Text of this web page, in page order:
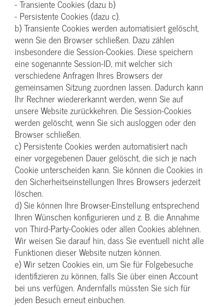
- Transiente Cookies (dazu b)
- Persistente Cookies (dazu c).
b) Transiente Cookies werden automatisiert gelöscht,
wenn Sie den Browser schließen. Dazu zählen
insbesondere die Session-Cookies. Diese speichern
eine sogenannte Session-ID, mit welcher sich
verschiedene Anfragen Ihres Browsers der
gemeinsamen Sitzung zuordnen lassen. Dadurch kann
Ihr Rechner wiedererkannt werden, wenn Sie auf
unsere Website zurückkehren. Die Session-Cookies
werden gelöscht, wenn Sie sich ausloggen oder den
Browser schließen.
c) Persistente Cookies werden automatisiert nach
einer vorgegebenen Dauer gelöscht, die sich je nach
Cookie unterscheiden kann. Sie können die Cookies in
den Sicherheitseinstellungen Ihres Browsers jederzeit
löschen.
d) Sie können Ihre Browser-Einstellung entsprechend
Ihren Wünschen konfigurieren und z. B. die Annahme
von Third-Party-Cookies oder allen Cookies ablehnen.
Wir weisen Sie darauf hin, dass Sie eventuell nicht alle
Funktionen dieser Website nutzen können.
e) Wir setzen Cookies ein, um Sie für Folgebesuche
identifizieren zu können, falls Sie über einen Account
bei uns verfügen. Andernfalls müssten Sie sich für
jeden Besuch erneut einbuchen.